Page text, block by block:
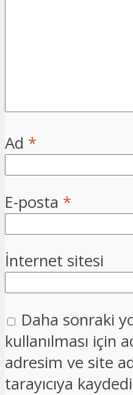
Ad *
E-posta *
İnternet sitesi
Daha sonraki
kullanılması için
adresim ve site
tarayıcıya